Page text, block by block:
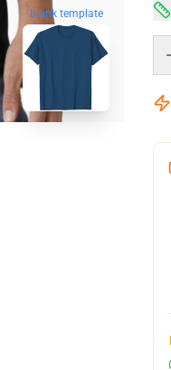
blank template